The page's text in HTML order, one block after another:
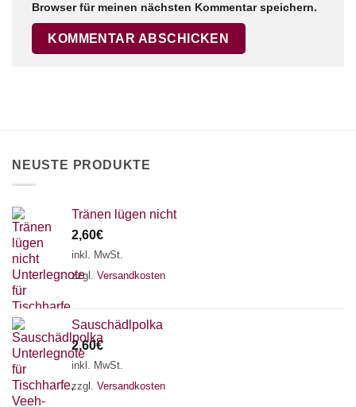
Browser für meinen nächsten Kommentar speichern.
NEUSTE PRODUKTE
Tränen lügen nicht
2,60€
inkl. MwSt.
zzgl. Versandkosten
Sauschädlpolka
2,60€
inkl. MwSt.
zzgl. Versandkosten